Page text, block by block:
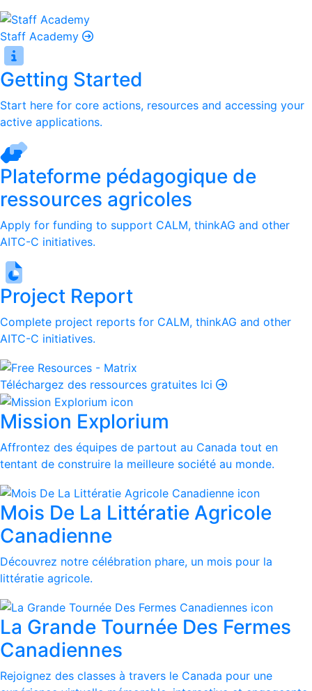
Staff Academy
Getting Started
Start here for core actions, resources and accessing your
active applications.
Plateforme pédagogique de
ressources agricoles
Apply for funding to support CALM, thinkAG and other
AITC-C initiatives.
Project Report
Complete project reports for CALM, thinkAG and other
AITC-C initiatives.
Téléchargez des ressources gratuites Ici
Mission Explorium
Affrontez des équipes de partout au Canada tout en
tentant de construire la meilleure société au monde.
Mois De La Littératie Agricole
Canadienne
Découvrez notre célébration phare, un mois pour la
littératie agricole.
La Grande Tournée Des Fermes
Canadiennes
Rejoignez des classes à travers le Canada pour une